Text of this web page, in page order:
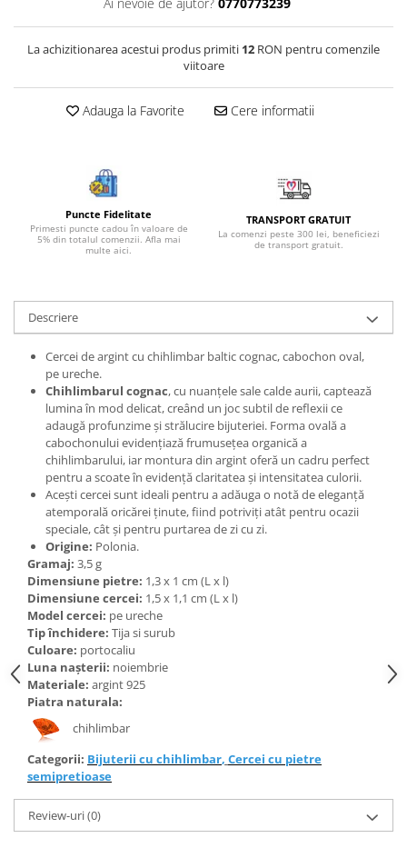
Bijuterii opal
Bijuterii rodocrozit
Bijuterii rubin
Bijuterii safir
Bijuterii smarald
Bijuterii sodalit
Bijuterii spinel
Bijuterii tanzanit
Bijuterii topaz
Bijuterii turcoaz
Bijuterii turmaline
Bijuterii morganit
La achizitionarea acestui produs primiti 12 RON pentru comenzile
viitoare
Adauga la Favorite Cere informatii
Puncte Fidelitate
Primesti puncte cadou în valoare de
5% din totalul comenzii. Afla mai
multe aici.
TRANSPORT GRATUIT
La comenzi peste 300 lei, beneficiezi
de transport gratuit.
Descriere
Cercei de argint cu chihlimbar baltic cognac, cabochon oval,
pe ureche.
Chihlimbarul cognac, cu nuanțele sale calde aurii, captează
lumina în mod delicat, creând un joc subtil de reflexii ce
adaugă profunzime și strălucire bijuteriei. Forma ovală a
cabochonului evidențiază frumusețea organică a
chihlimbarului, iar montura din argint oferă un cadru perfect
pentru a scoate în evidență claritatea și intensitatea culorii.
Acești cercei sunt ideali pentru a adăuga o notă de eleganță
atemporală oricărei ținute, fiind potriviți atât pentru ocazii
speciale, cât și pentru purtarea de zi cu zi.
Origine: Polonia.
Gramaj: 3,5g
Dimensiune pietre: 1,3 x 1 cm (L x l)
Dimensiune cercei: 1,5 x 1,1 cm (L x l)
Model cercei: pe ureche
Tip închidere: Tija si surub
Culoare: portocaliu
Luna nașterii: noiembrie
Materiale: argint 925
Piatra naturala:
chihlimbar
Categorii: Bijuterii cu chihlimbar, Cercei cu pietre
semipretioase
Review-uri(0)